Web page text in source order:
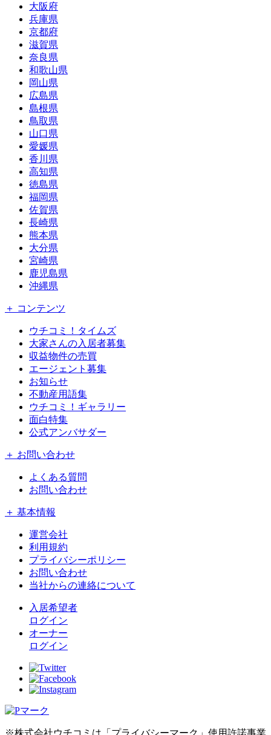
大阪府
兵庫県
京都府
滋賀県
奈良県
和歌山県
岡山県
広島県
島根県
鳥取県
山口県
愛媛県
香川県
高知県
徳島県
福岡県
佐賀県
長崎県
熊本県
大分県
宮崎県
鹿児島県
沖縄県
＋ コンテンツ
ウチコミ！タイムズ
大家さんの入居者募集
収益物件の売買
エージェント募集
お知らせ
不動産用語集
ウチコミ！ギャラリー
面白特集
公式アンバサダー
＋ お問い合わせ
よくある質問
お問い合わせ
＋ 基本情報
運営会社
利用規約
プライバシーポリシー
お問い合わせ
当社からの連絡について
入居希望者
ログイン
オーナー
ログイン